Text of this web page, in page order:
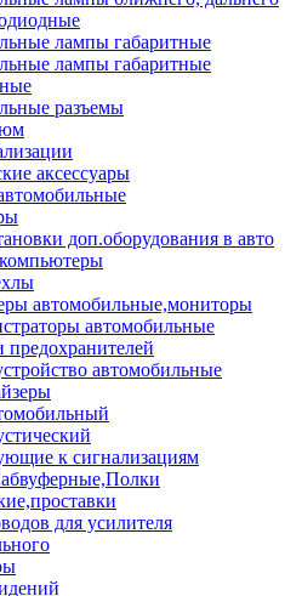
лампы габаритные
лампы габаритные
разъемы
аксессуары
доп.оборудования в авто
автомобильные,мониторы
автомобильные
предохранителей
автомобильные
к сигнализациям
для усилителя